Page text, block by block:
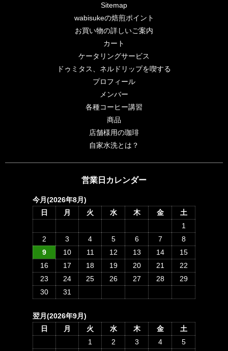
Sitemap
wabisukeの焙煎ポイント
お買い物の詳しいご案内
カート
ケータリングサービス
ドゥミタス、ネルドリップを喫する
プロフィール
メンバー
各種コーヒー講習
商品
店舗様用の珈琲
自家水洗とは？
営業日カレンダー
今月(2026年8月)
日
月 火 水 木 金
土
1
2
3 4 5 6 7
8
9
10 11 12 13 14
15
16
17 18 19 20 21
22
23
24 25 26 27 28
29
30
31
翌月(2026年9月)
日
月 火 水 木 金
土
1
2 3 4
5